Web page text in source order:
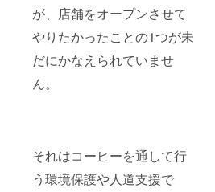
が、店舗をオープンさせて
やりたかったことの1つが未
だにかなえられていませ
ん。
それはコーヒーを通して行
う環境保護や人道支援で